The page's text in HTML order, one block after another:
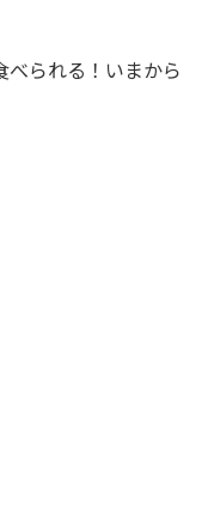
べられる！いまから